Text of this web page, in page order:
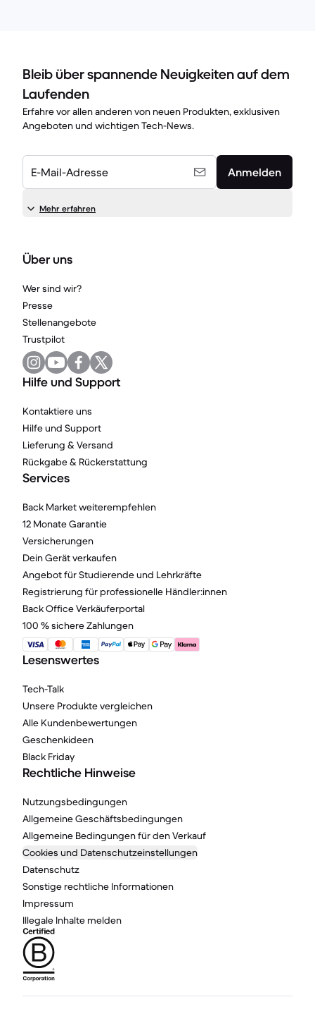
Bleib über spannende Neuigkeiten auf dem
Laufenden
Erfahre vor allen anderen von neuen Produkten, exklusiven
Angeboten und wichtigen Tech-News.
E-Mail-Adresse Anmelden
Mehr erfahren
Über uns
Wer sind wir?
Presse
Stellenangebote
Trustpilot
Hilfe und Support
Kontaktiere uns
Hilfe und Support
Lieferung & Versand
Rückgabe & Rückerstattung
Services
Back Market weiterempfehlen
12 Monate Garantie
Versicherungen
Dein Gerät verkaufen
Angebot für Studierende und Lehrkräfte
Registrierung für professionelle Händler:innen
Back Office Verkäuferportal
100 % sichere Zahlungen
Lesenswertes
Tech-Talk
Unsere Produkte vergleichen
Alle Kundenbewertungen
Geschenkideen
Black Friday
Rechtliche Hinweise
Nutzungsbedingungen
Allgemeine Geschäftsbedingungen
Allgemeine Bedingungen für den Verkauf
Cookies und Datenschutzeinstellungen
Datenschutz
Sonstige rechtliche Informationen
Impressum
Illegale Inhalte melden